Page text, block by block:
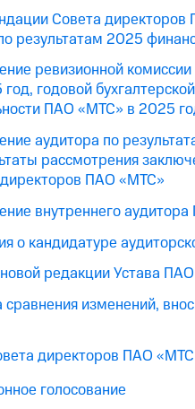
Совета
результатам 2025
ревизионной
годовой
ПАО «МТС» в 2025
аудитора по
рассмотрения
ПАО «МТС»
внутреннего
о кандидатуре
редакции Устава
сравнения изменений,
директоров ПАО
голосование